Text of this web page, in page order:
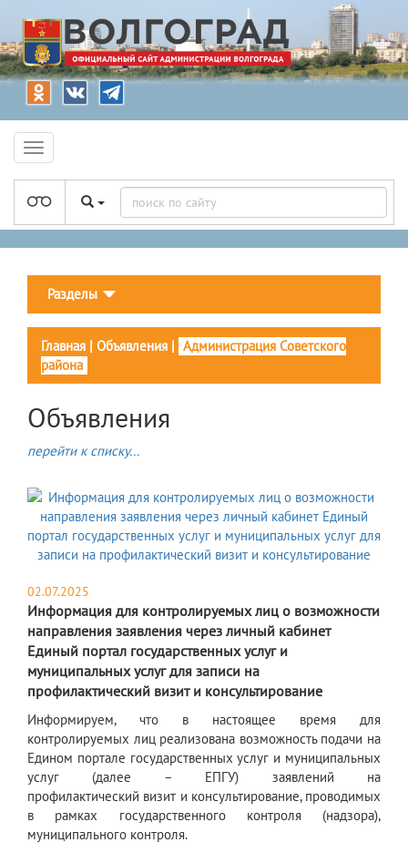
Разделы
Главная | Объявления | Администрация Советского
района
Объявления
перейти к списку...
02.07.2025
Информация для контролируемых лиц о возможности
направления заявления через личный кабинет
Единый портал государственных услуг и
муниципальных услуг для записи на
профилактический визит и консультирование
Информируем, что в настоящее время для
контролируемых лиц реализована возможность подачи на
Едином портале государственных услуг и муниципальных
услуг (далее – ЕПГУ) заявлений на
профилактический визит и консультирование, проводимых
в рамках государственного контроля (надзора),
муниципального контроля.